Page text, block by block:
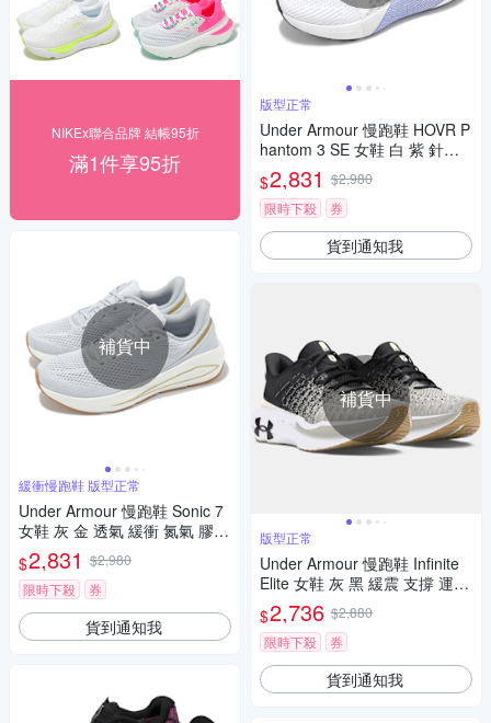
NIKEx聯合品牌 結帳95折
滿1件享95折
補貨中
緩衝慢跑鞋 版型正常
Under Armour 慢跑鞋 Sonic 7
女鞋 灰 金 透氣 緩衝 氮氣 膠底
運動鞋 UA 3028003014
$2,831 $2,980
限時下殺
券
貨到通知我
版型正常
Under Armour 慢跑鞋 HOVR P
hantom 3 SE 女鞋 白 紫 針織
襪套 運動鞋 UA 3026584108
$2,831 $2,980
限時下殺
券
貨到通知我
補貨中
版型正常
Under Armour 慢跑鞋 Infinite
Elite 女鞋 灰 黑 緩震 支撐 運動
鞋 UA 3027199104
$2,736 $2,880
限時下殺
券
貨到通知我